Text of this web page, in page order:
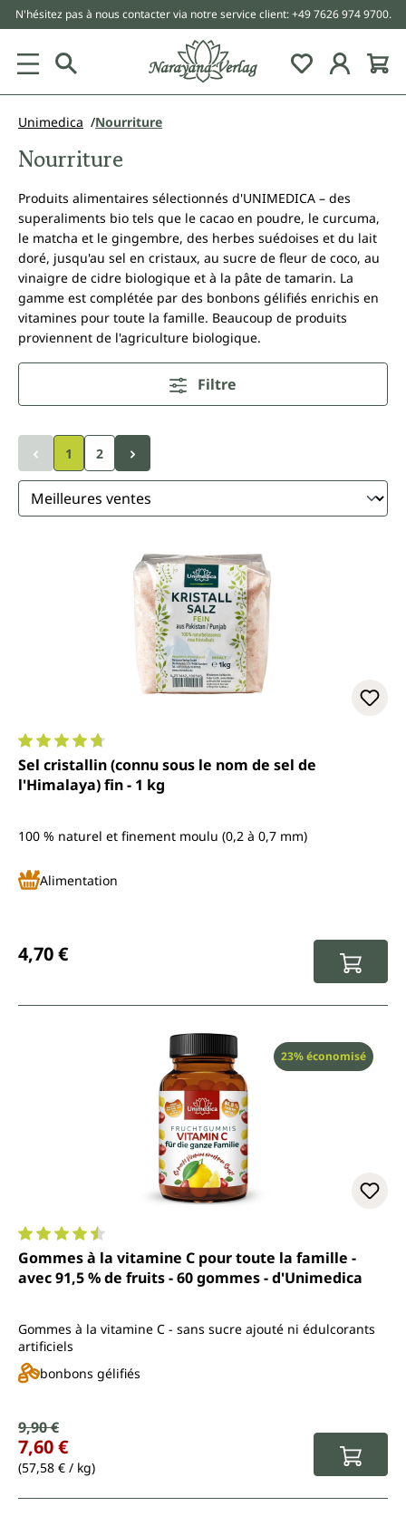
principal
N'hésitez pas à nous contacter via notre service client: +49 7626 974 9700.
Unimedica Nourriture
Nourriture
Produits alimentaires sélectionnés d'UNIMEDICA – des
superaliments bio tels que le cacao en poudre, le curcuma,
le matcha et le gingembre, des herbes suédoises et du lait
doré, jusqu'au sel en cristaux, au sucre de fleur de coco, au
vinaigre de cidre biologique et à la pâte de tamarin. La
gamme est complétée par des bonbons gélifiés enrichis en
vitamines pour toute la famille. Beaucoup de produits
proviennent de l'agriculture biologique.
Filtre
1 2
Note moyenne de 4.8 sur 5 étoiles
Sel cristallin (connu sous le nom de sel de
l'Himalaya) fin - 1 kg
100 % naturel et finement moulu (0,2 à 0,7 mm)
Alimentation
4,70 €
Réduction
23% économisé
Note moyenne de 4.4 sur 5 étoiles
Gommes à la vitamine C pour toute la famille -
avec 91,5 % de fruits - 60 gommes - d'Unimedica
Gommes à la vitamine C - sans sucre ajouté ni édulcorants
artificiels
bonbons gélifiés
Prix de vente :
Prix régulier :
9,90 €
7,60 €
(57,58 € / kg)